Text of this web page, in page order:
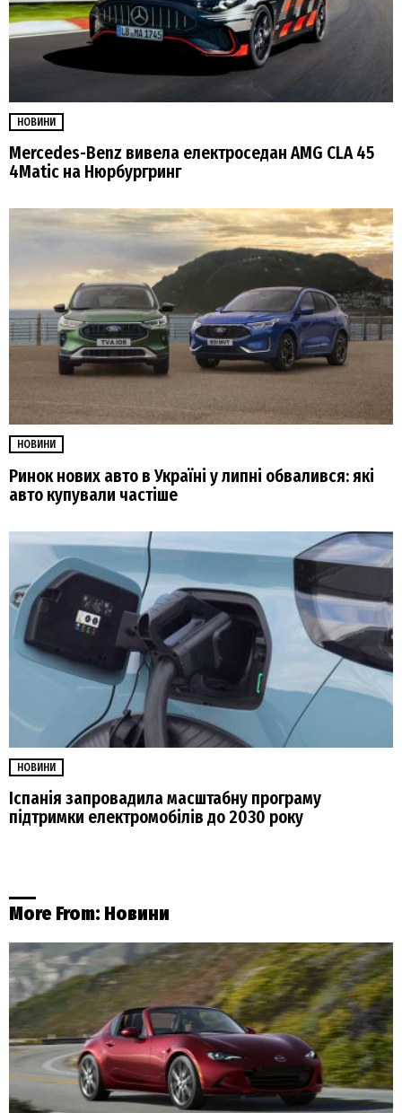
НОВИНИ
Mercedes-Benz вивела електроседан AMG CLA 45
4Matic на Нюрбургринг
НОВИНИ
Ринок нових авто в Україні у липні обвалився: які
авто купували частіше
НОВИНИ
Іспанія запровадила масштабну програму
підтримки електромобілів до 2030 року
More From: Новини